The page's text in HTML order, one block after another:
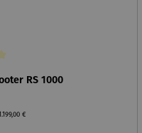
RS 1000
Preis:
€